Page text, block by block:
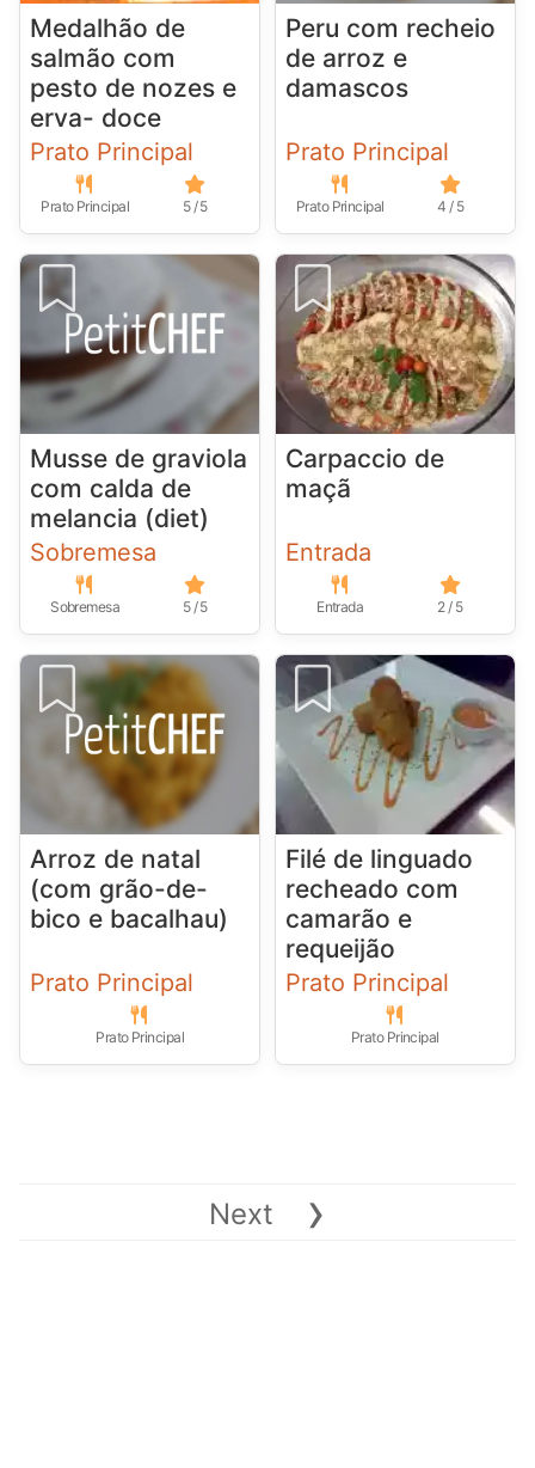
Medalhão de
salmão com
pesto de nozes e
erva- doce
Prato Principal
Prato Principal 5 / 5
Peru com recheio
de arroz e
damascos
Prato Principal
Prato Principal 4 / 5
Musse de graviola
com calda de
melancia (diet)
Sobremesa
Sobremesa 5 / 5
Carpaccio de
maçã
Entrada
Entrada 2 / 5
Arroz de natal
(com grão-de-
bico e bacalhau)
Prato Principal
Prato Principal
Filé de linguado
recheado com
camarão e
requeijão
Prato Principal
Prato Principal
Next ›